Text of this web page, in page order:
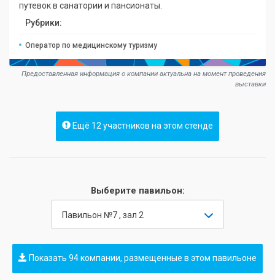
путевок в санатории и пансионаты.
Рубрики:
Оператор по медицинскому туризму
Предоставленная информация о компании актуальна на момент проведения
выставки
Ещё 12 участников на этом стенде
Выберите павильон:
Павильон №7 , зал 2
Показать 94 компании, размещенные в этом павильоне